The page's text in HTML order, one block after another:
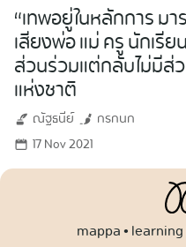
“เทพอยู่ในหลักการ ม
เสียงพ่อ แม่ ครู นักเรี
ส่วนร่วมแต่กลับไม่มีส่
แห่งชาติ
ณัฐธนีย์
กรกนก
17 Nov 2021
mappa •